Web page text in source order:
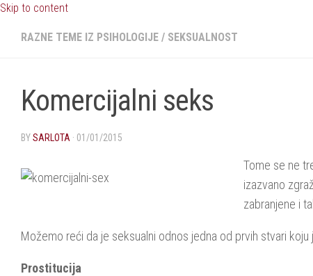
Skip to content
RAZNE TEME IZ PSIHOLOGIJE / SEKSUALNOST
Komercijalni seks
BYSARLOTA · 01/01/2015
Tome se ne
izazvano
zabranjene i
Možemo reći da je seksualni odnos jedna od prvih stvari
Prostitucija